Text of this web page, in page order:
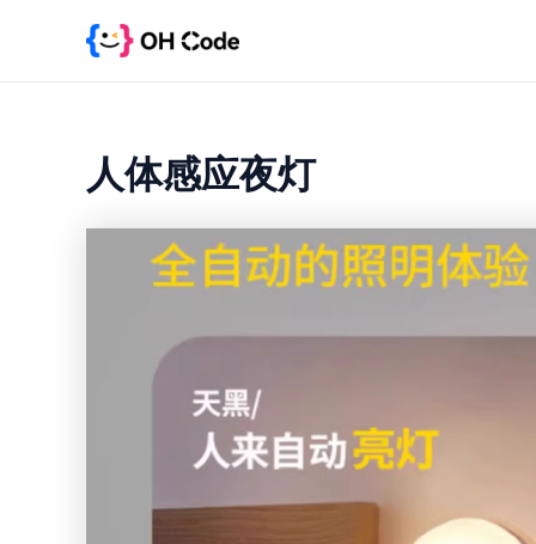
人体感应夜灯